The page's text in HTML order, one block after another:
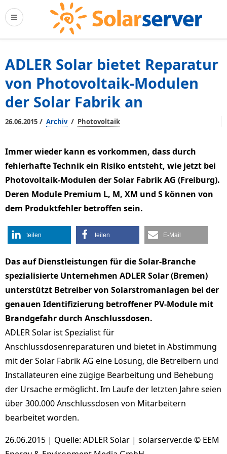
ADLER Solar bietet Reparatur
von Photovoltaik-Modulen
der Solar Fabrik an
26.06.2015 / Archiv / Photovoltaik
Immer wieder kann es vorkommen, dass durch
fehlerhafte Technik ein Risiko entsteht, wie jetzt bei
Photovoltaik-Modulen der Solar Fabrik AG (Freiburg).
Deren Module Premium L, M, XM und S können von
dem Produktfehler betroffen sein.
teilen teilen E-Mail
Das auf Dienstleistungen für die Solar-Branche
spezialisierte Unternehmen ADLER Solar (Bremen)
unterstützt Betreiber von Solarstromanlagen bei der
genauen Identifizierung betroffener PV-Module mit
Brandgefahr durch Anschlussdosen.
ADLER Solar ist Spezialist für
Anschlussdosenreparaturen und bietet in Abstimmung
mit der Solar Fabrik AG eine Lösung, die Betreibern und
Installateuren eine zügige Bearbeitung und Behebung
der Ursache ermöglicht. Im Laufe der letzten Jahre seien
über 300.000 Anschlussdosen von Mitarbeitern
bearbeitet worden.
26.06.2015 | Quelle: ADLER Solar | solarserver.de © EEM